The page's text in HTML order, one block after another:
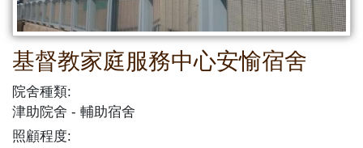
基督教家庭服務中心安愉宿舍
院舍種類:
津助院舍
輔助宿舍
照顧程度: